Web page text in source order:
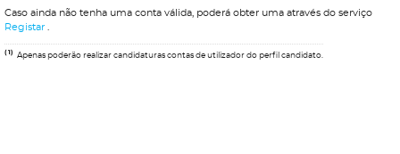
Caso ainda não tenha uma conta válida, poderá obter uma através do serviço
Registar
(1) Apenas poderão realizar candidaturas contas de utilizador do perfil candidato.